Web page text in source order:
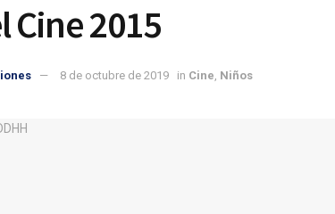
Cine 2015
8 de octubre de 2019 in Cine Niños